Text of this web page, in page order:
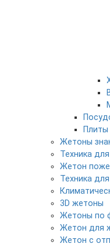
Плиты
Жетоны
Техника
Жетон
Техника для
3D жетоны
Жетоны по
Жетон для
Жетон с